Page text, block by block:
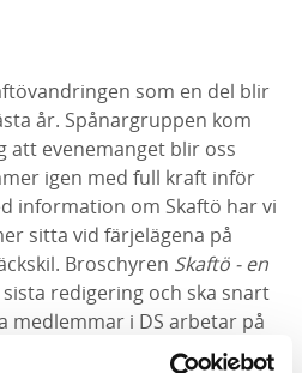
som en del blir
år. Spånargruppen kom
att evenemanget blir oss
igen med full kraft inför
information om Skaftö har vi
sitta vid färjelägena på
Broschyren Skaftö - en
redigering och ska snart
medlemmar i DS arbetar på
inom besöksnäringen,